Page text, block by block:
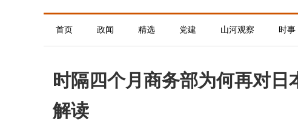
首页 政闻 精选 党建 山河观察 时事
时隔四个月商务部为何再对日
解读